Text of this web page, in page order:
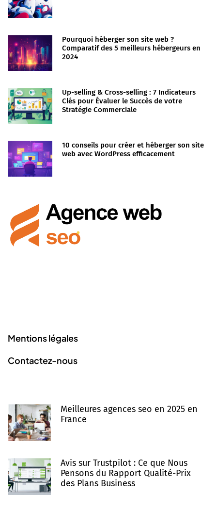
Pourquoi héberger son site web ?
Comparatif des 5 meilleurs hébergeurs en
2024
Up-selling & Cross-selling : 7 Indicateurs
Clés pour Évaluer le Succès de votre
Stratégie Commerciale
10 conseils pour créer et héberger son site
web avec WordPress efficacement
Mentions légales
Contactez-nous
Meilleures agences seo en 2025 en
France
Avis sur Trustpilot : Ce que Nous
Pensons du Rapport Qualité-Prix
des Plans Business